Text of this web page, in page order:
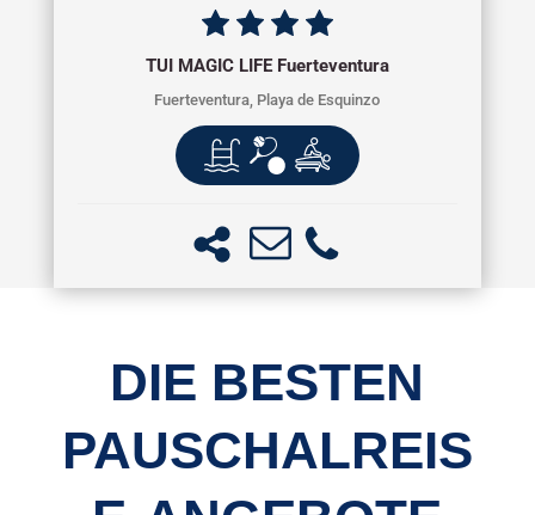
TUI MAGIC LIFE Fuerteventura
Fuerteventura, Playa de Esquinzo
DIE BESTEN
PAUSCHALREIS